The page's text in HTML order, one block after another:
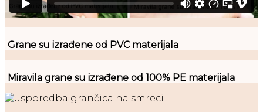
Grane su izrađene od PVC materijala
Miravila grane su izrađene od 100% PE materijala